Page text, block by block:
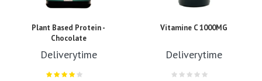
Plant Based Protein -
Chocolate
Deliverytime
Vitamine C 1000MG
Deliverytime